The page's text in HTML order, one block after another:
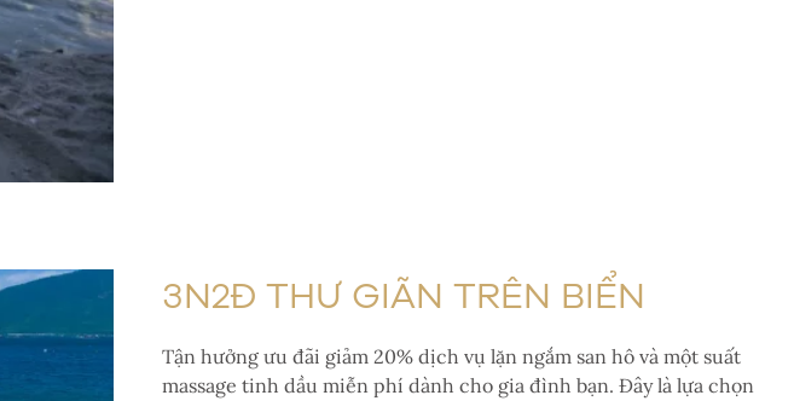
3N2Đ THƯ GIÃN TRÊN BIỂN
Tận hưởng ưu đãi giảm 20% dịch vụ lặn ngắm san hô và một suất
massage tinh dầu miễn phí dành cho gia đình bạn. Đây là lựa chọn